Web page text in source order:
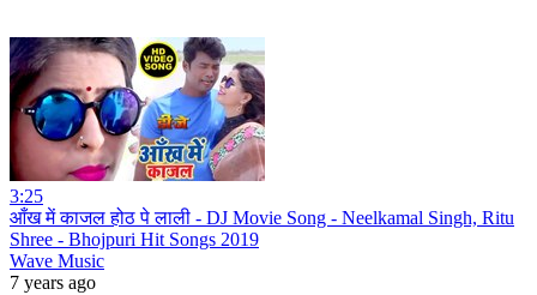
3:25
आँख में काजल होठ पे लाली - DJ Movie Song - Neelkamal Singh, Ritu
Shree - Bhojpuri Hit Songs 2019
Wave Music
7 years ago